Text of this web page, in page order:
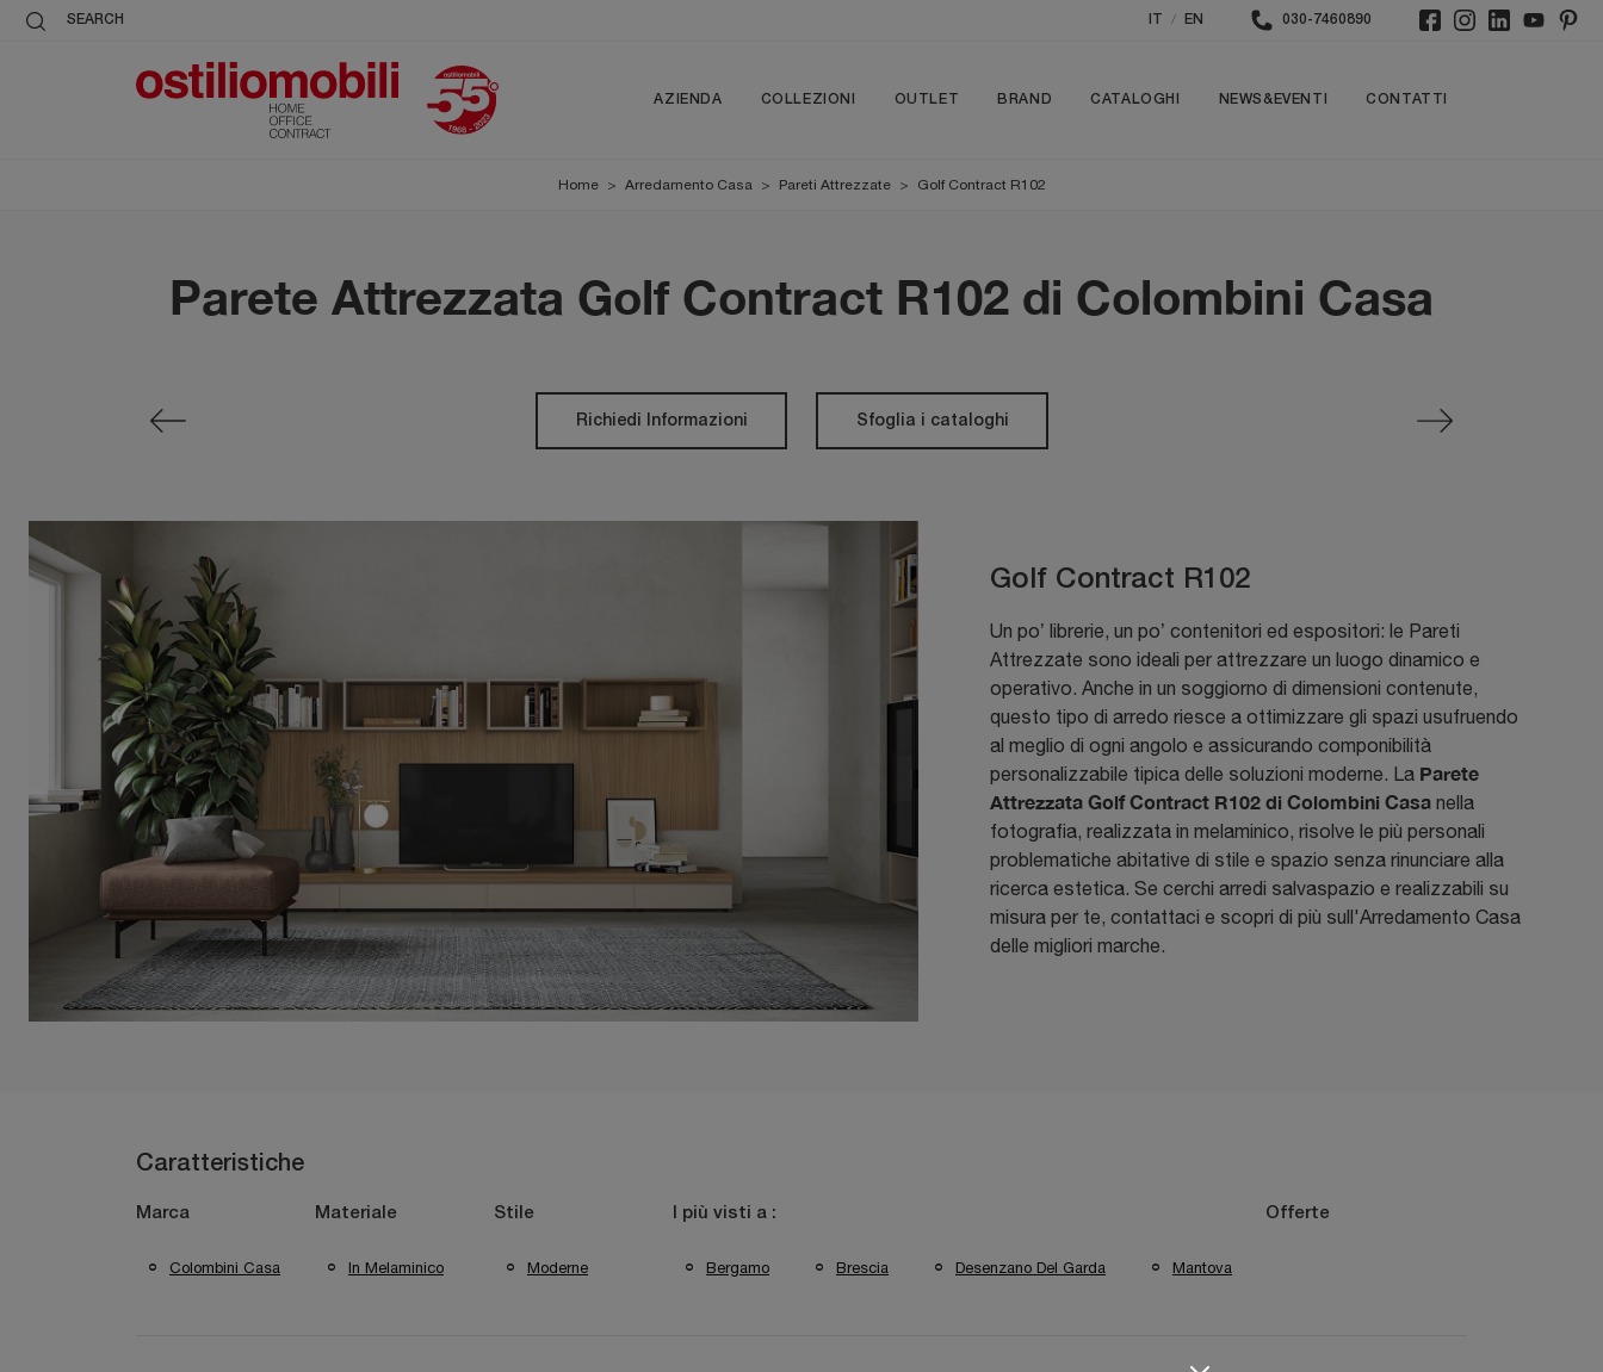
SEARCH / EN 030-7460890
AZIENDA COLLEZIONI OUTLET BRAND CATALOGHI NEWS&EVENTI CONTATTI
Home > Arredamento Casa > Pareti Attrezzate > Golf Contract R102
Parete Attrezzata Golf Contract R102 di Colombini Casa
Richiedi Informazioni Sfoglia i cataloghi
Golf Contract R102
Un po’ librerie, un po’ contenitori ed espositori: le Pareti
Attrezzate sono ideali per attrezzare un luogo dinamico e
operativo. Anche in un soggiorno di dimensioni contenute,
questo tipo di arredo riesce a ottimizzare gli spazi usufruendo
al meglio di ogni angolo e assicurando componibilità
personalizzabile tipica delle soluzioni moderne. La Parete
Attrezzata Golf Contract R102 di Colombini Casa nella
fotografia, realizzata in melaminico, risolve le più personali
problematiche abitative di stile e spazio senza rinunciare alla
ricerca estetica. Se cerchi arredi salvaspazio e realizzabili su
misura per te, contattaci e scopri di più sull'Arredamento Casa
delle migliori marche.
Caratteristiche
Marca
Colombini Casa
Materiale
In Melaminico
Stile
Moderne
I più visti a :
Bergamo Brescia Desenzano Del Garda Mantova
Offerte